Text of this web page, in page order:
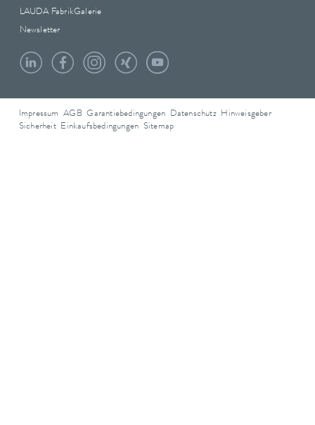
LAUDA FabrikGalerie
Newsletter
Impressum AGB Garantiebedingungen Datenschutz Hinweisgeber
Sicherheit Einkaufsbedingungen Sitemap